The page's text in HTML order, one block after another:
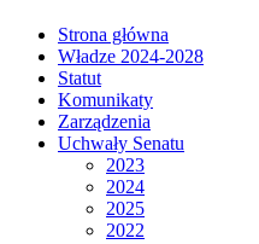
Strona główna
Władze 2024-2028
Statut
Komunikaty
Zarządzenia
Uchwały Senatu
2023
2024
2025
2022